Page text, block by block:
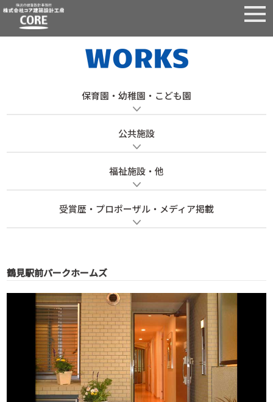
保育園・幼稚園・こども園
公共施設
福祉施設・他
受賞歴・プロポーザル・メディア掲載
鶴見駅前パークホームズ